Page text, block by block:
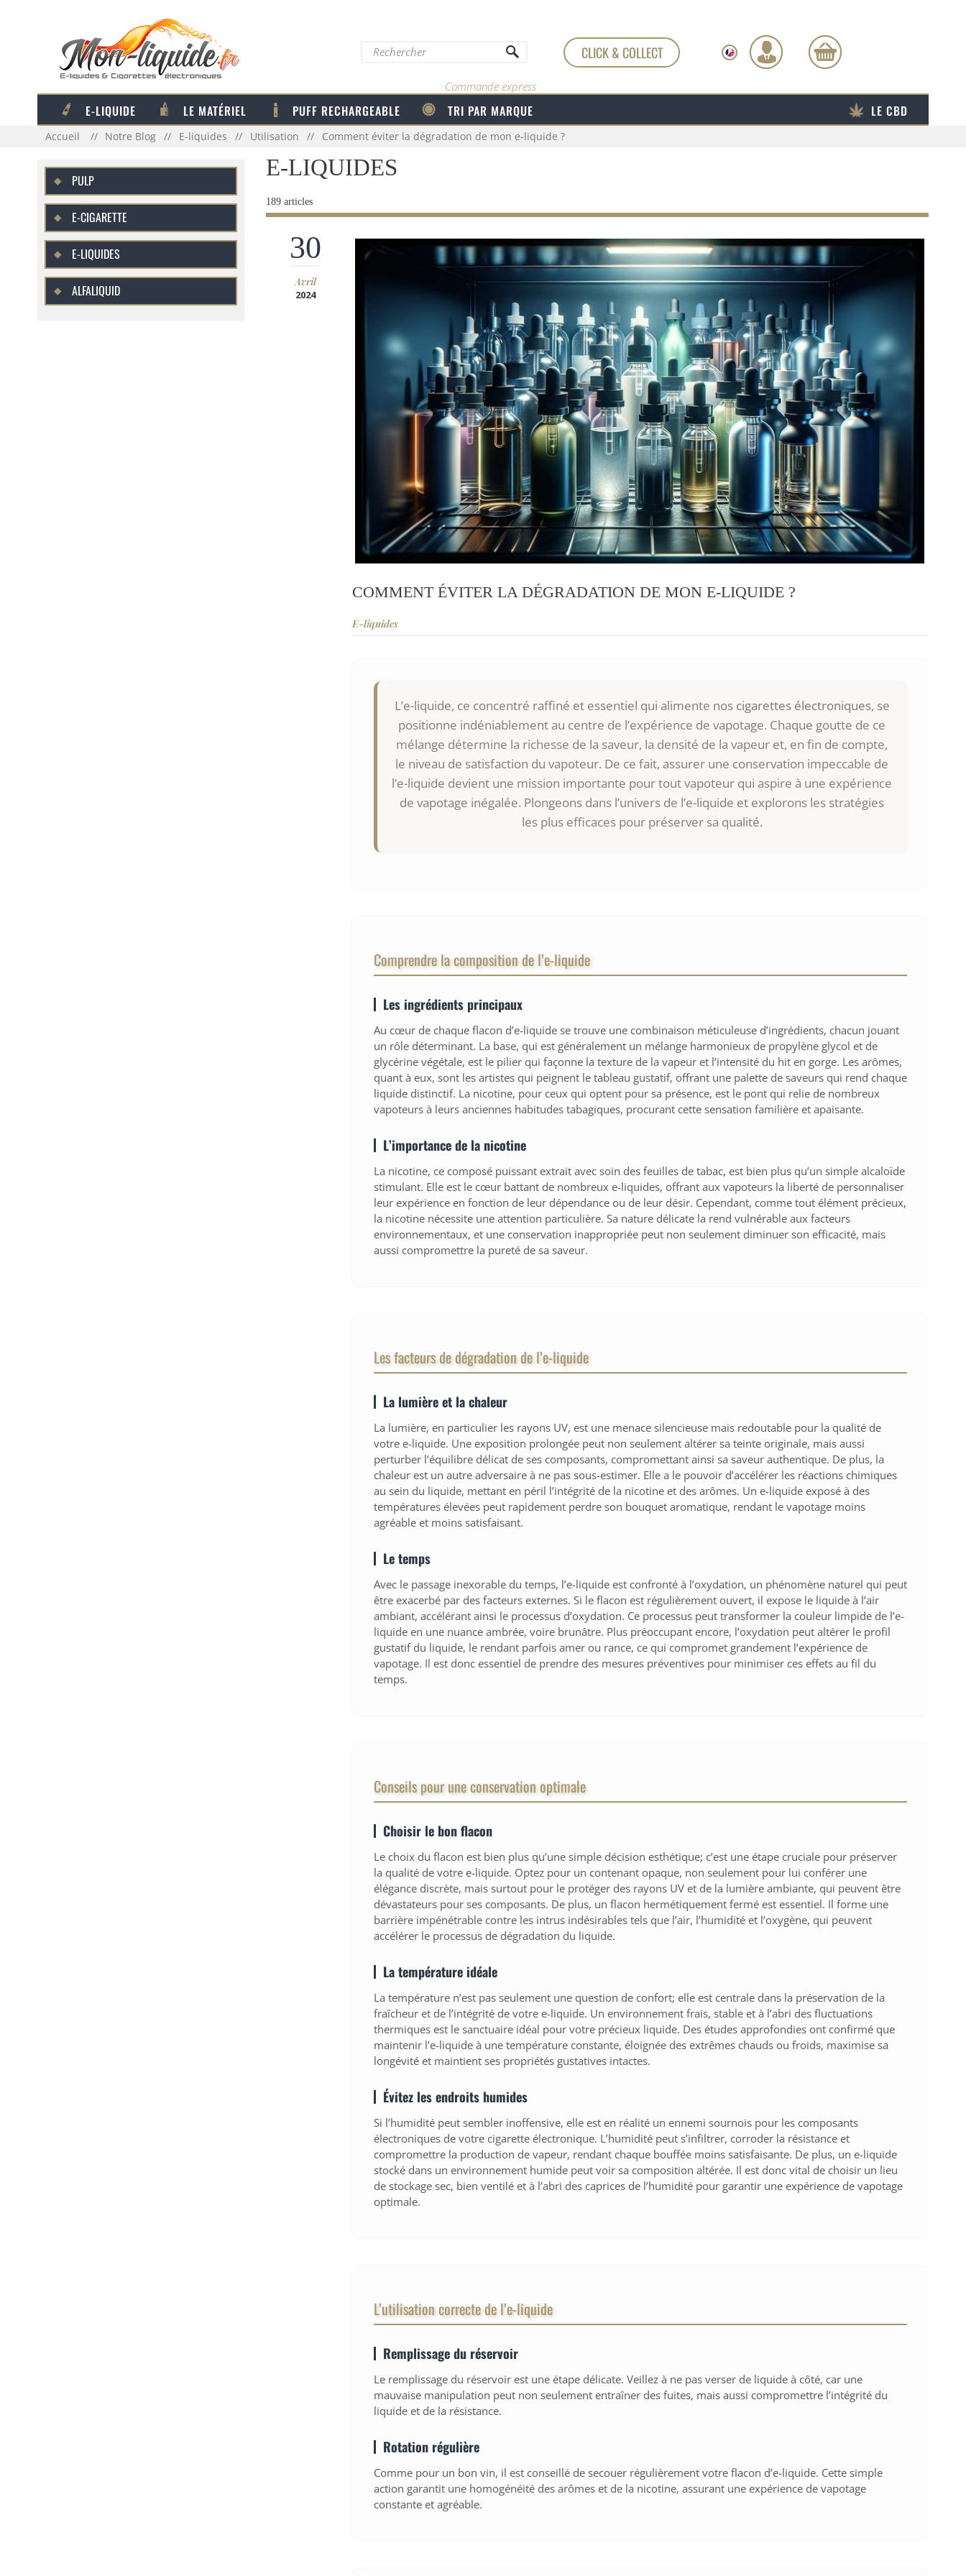
CLICK & COLLECT
Commande express
E-LIQUIDE LE MATÉRIEL PUFF RECHARGEABLE TRI PAR MARQUE LE CBD
Accueil Notre Blog E-liquides Utilisation Comment éviter la dégradation de mon e-liquide ?
E-LIQUIDES
189 articles
30
Avril
2024
COMMENT ÉVITER LA DÉGRADATION DE MON E-LIQUIDE ?
E-liquides
L’e-liquide, ce concentré raffiné et essentiel qui alimente nos cigarettes électroniques, se
positionne indéniablement au centre de l’expérience de vapotage. Chaque goutte de ce
mélange détermine la richesse de la saveur, la densité de la vapeur et, en fin de compte,
le niveau de satisfaction du vapoteur. De ce fait, assurer une conservation impeccable de
l’e-liquide devient une mission importante pour tout vapoteur qui aspire à une expérience
de vapotage inégalée. Plongeons dans l’univers de l’e-liquide et explorons les stratégies
les plus efficaces pour préserver sa qualité.
Comprendre la composition de l’e-liquide
Les ingrédients principaux
Au cœur de chaque flacon d’e-liquide se trouve une combinaison méticuleuse d’ingrédients, chacun jouant
un rôle déterminant. La base, qui est généralement un mélange harmonieux de propylène glycol et de
glycérine végétale, est le pilier qui façonne la texture de la vapeur et l’intensité du hit en gorge. Les arômes,
quant à eux, sont les artistes qui peignent le tableau gustatif, offrant une palette de saveurs qui rend chaque
liquide distinctif. La nicotine, pour ceux qui optent pour sa présence, est le pont qui relie de nombreux
vapoteurs à leurs anciennes habitudes tabagiques, procurant cette sensation familière et apaisante.
L’importance de la nicotine
La nicotine, ce composé puissant extrait avec soin des feuilles de tabac, est bien plus qu’un simple alcaloïde
stimulant. Elle est le cœur battant de nombreux e-liquides, offrant aux vapoteurs la liberté de personnaliser
leur expérience en fonction de leur dépendance ou de leur désir. Cependant, comme tout élément précieux,
la nicotine nécessite une attention particulière. Sa nature délicate la rend vulnérable aux facteurs
environnementaux, et une conservation inappropriée peut non seulement diminuer son efficacité, mais
aussi compromettre la pureté de sa saveur.
Les facteurs de dégradation de l’e-liquide
La lumière et la chaleur
La lumière, en particulier les rayons UV, est une menace silencieuse mais redoutable pour la qualité de
votre e-liquide. Une exposition prolongée peut non seulement altérer sa teinte originale, mais aussi
perturber l’équilibre délicat de ses composants, compromettant ainsi sa saveur authentique. De plus, la
chaleur est un autre adversaire à ne pas sous-estimer. Elle a le pouvoir d’accélérer les réactions chimiques
au sein du liquide, mettant en péril l’intégrité de la nicotine et des arômes. Un e-liquide exposé à des
températures élevées peut rapidement perdre son bouquet aromatique, rendant le vapotage moins
agréable et moins satisfaisant.
Le temps
Avec le passage inexorable du temps, l’e-liquide est confronté à l’oxydation, un phénomène naturel qui peut
être exacerbé par des facteurs externes. Si le flacon est régulièrement ouvert, il expose le liquide à l’air
ambiant, accélérant ainsi le processus d’oxydation. Ce processus peut transformer la couleur limpide de l’e-
liquide en une nuance ambrée, voire brunâtre. Plus préoccupant encore, l’oxydation peut altérer le profil
gustatif du liquide, le rendant parfois amer ou rance, ce qui compromet grandement l’expérience de
vapotage. Il est donc essentiel de prendre des mesures préventives pour minimiser ces effets au fil du
temps.
Conseils pour une conservation optimale
Choisir le bon flacon
Le choix du flacon est bien plus qu’une simple décision esthétique; c’est une étape cruciale pour préserver
la qualité de votre e-liquide. Optez pour un contenant opaque, non seulement pour lui conférer une
élégance discrète, mais surtout pour le protéger des rayons UV et de la lumière ambiante, qui peuvent être
dévastateurs pour ses composants. De plus, un flacon hermétiquement fermé est essentiel. Il forme une
barrière impénétrable contre les intrus indésirables tels que l’air, l’humidité et l’oxygène, qui peuvent
accélérer le processus de dégradation du liquide.
La température idéale
La température n’est pas seulement une question de confort; elle est centrale dans la préservation de la
fraîcheur et de l’intégrité de votre e-liquide. Un environnement frais, stable et à l’abri des fluctuations
thermiques est le sanctuaire idéal pour votre précieux liquide. Des études approfondies ont confirmé que
maintenir l’e-liquide à une température constante, éloignée des extrêmes chauds ou froids, maximise sa
longévité et maintient ses propriétés gustatives intactes.
Évitez les endroits humides
Si l’humidité peut sembler inoffensive, elle est en réalité un ennemi sournois pour les composants
électroniques de votre cigarette électronique. L’humidité peut s’infiltrer, corroder la résistance et
compromettre la production de vapeur, rendant chaque bouffée moins satisfaisante. De plus, un e-liquide
stocké dans un environnement humide peut voir sa composition altérée. Il est donc vital de choisir un lieu
de stockage sec, bien ventilé et à l’abri des caprices de l’humidité pour garantir une expérience de vapotage
optimale.
L’utilisation correcte de l’e-liquide
Remplissage du réservoir
Le remplissage du réservoir est une étape délicate. Veillez à ne pas verser de liquide à côté, car une
mauvaise manipulation peut non seulement entraîner des fuites, mais aussi compromettre l’intégrité du
liquide et de la résistance.
Rotation régulière
Comme pour un bon vin, il est conseillé de secouer régulièrement votre flacon d’e-liquide. Cette simple
action garantit une homogénéité des arômes et de la nicotine, assurant une expérience de vapotage
constante et agréable.
PULP
E-CIGARETTE
E-LIQUIDES
ALFALIQUID